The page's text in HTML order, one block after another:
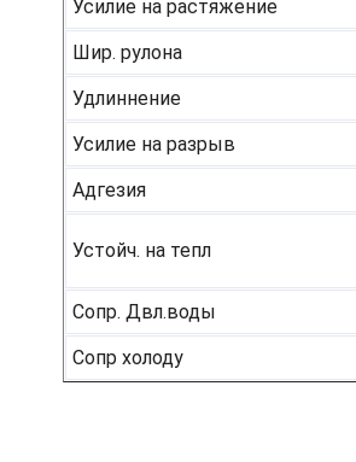
Усилие на растяжение
Шир. рулона
Удлиннение
Усилие на разрыв
Адгезия
Устойч. на тепл
Сопр. Двл.воды
Сопр холоду